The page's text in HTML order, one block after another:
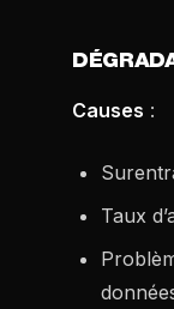
Causes :
Taux